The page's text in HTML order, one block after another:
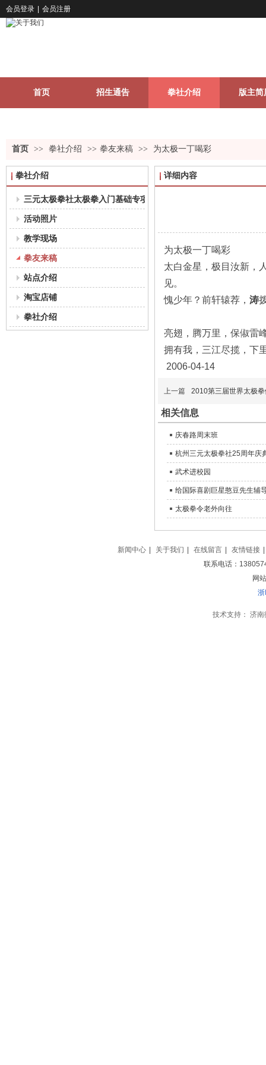
会员登录 会员注册
首页 招生通告 拳社介绍 版主简
首页 >> 拳社介绍 >> 拳友来稿 >> 为太极一丁喝彩
拳社介绍
三元太极拳社太极拳入门基础专项课程教学大纲（18-35岁组）
活动照片
教学现场
拳友来稿
站点介绍
淘宝店铺
拳社介绍
详细内容
为太极一丁喝彩
太白金星，极目汝新，
见。
愧少年？前轩辕荐， 涛
亮翅，腾万里，保俶雷
拥有我，三江尽揽，下
2006-04-14
上一篇 2010第三届世界太极
相关信息
庆春路周末班
杭州三元太极拳社25周年庆
武术进校园
给国际喜剧巨星憨豆先生辅
太极拳令老外向往
新闻中心 关于我们 在线留言 友情链接
联系电话：
网
技术支持： 济南